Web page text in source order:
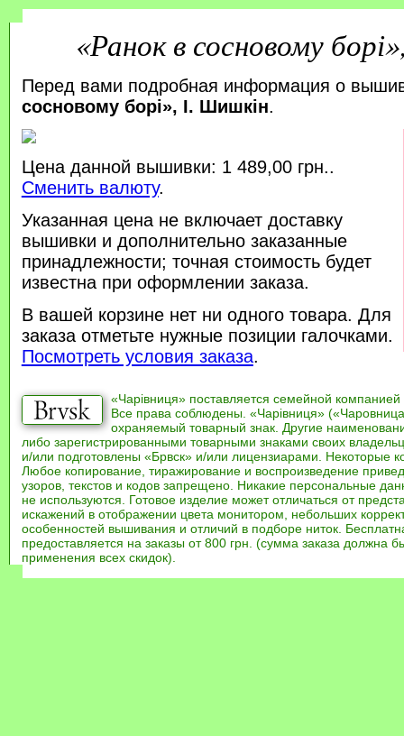
«Ранок в сосновому
Перед вами подробная информация о
сосновому борі», І. Шишкін.
Цена данной вышивки: 1 489,00 грн..
Сменить валюту.
Указанная цена не включает доставку
вышивки и дополнительно заказанные
принадлежности; точная стоимость будет
известна при оформлении заказа.
В вашей корзине нет ни одного товара. Для
заказа отметьте нужные позиции галочками.
Посмотреть условия заказа.
«Чарівниця» поставляется семейной компанией
Все права соблюдены. «Чарівниця»
охраняемый товарный знак. Другие
либо зарегистрированными товарными знаками своих
и/или подготовлены «Брвск» и/или лицензиарами. Некоторые
Любое копирование, тиражирование и воспроизведение
узоров, текстов и кодов запрещено. Никакие персональные
не используются. Готовое изделие может отличаться от
искажений в отображении цвета монитором, небольших
особенностей вышивания и отличий в подборе ниток.
предоставляется на заказы от 800 грн. (сумма заказа должна
применения всех скидок).